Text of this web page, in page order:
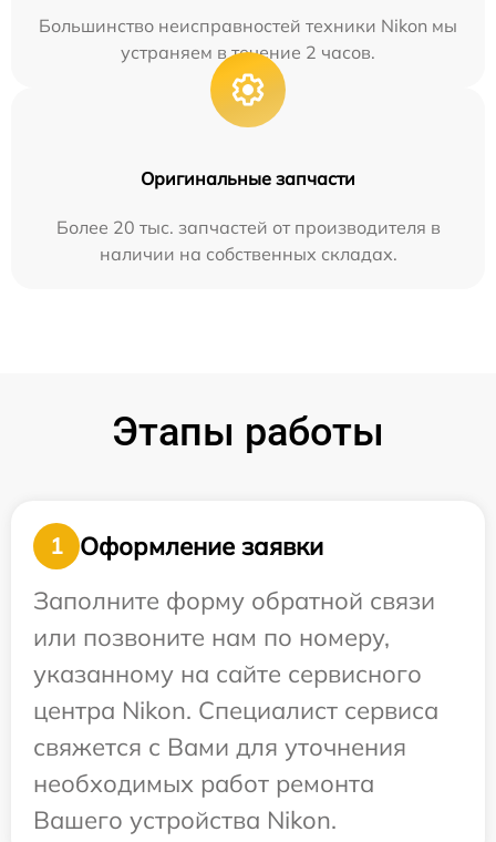
Большинство неисправностей техники Nikon мы
устраняем в течение 2 часов.
Оригинальные запчасти
Более 20 тыс. запчастей от производителя в
наличии на собственных складах.
Этапы работы
1
Оформление заявки
Заполните форму обратной связи
или позвоните нам по номеру,
указанному на сайте сервисного
центра Nikon. Специалист сервиса
свяжется с Вами для уточнения
необходимых работ ремонта
Вашего устройства Nikon.